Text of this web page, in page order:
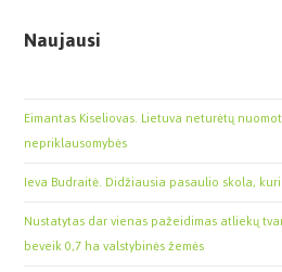
Naujausi
Eimantas Kiseliovas. Lietuva neturėtų
nepriklausomybės
Ieva Budraitė. Didžiausia pasaulio skola,
Nustatytas dar vienas pažeidimas atliekų
beveik 0,7 ha valstybinės žemės